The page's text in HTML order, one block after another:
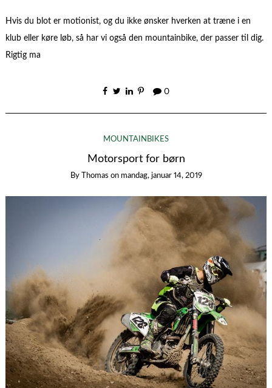
Hvis du blot er motionist, og du ikke ønsker hverken at træne i en
klub eller køre løb, så har vi også den mountainbike, der passer til dig.
Rigtig ma
0
MOUNTAINBIKES
Motorsport for børn
By Thomas on mandag, januar 14, 2019